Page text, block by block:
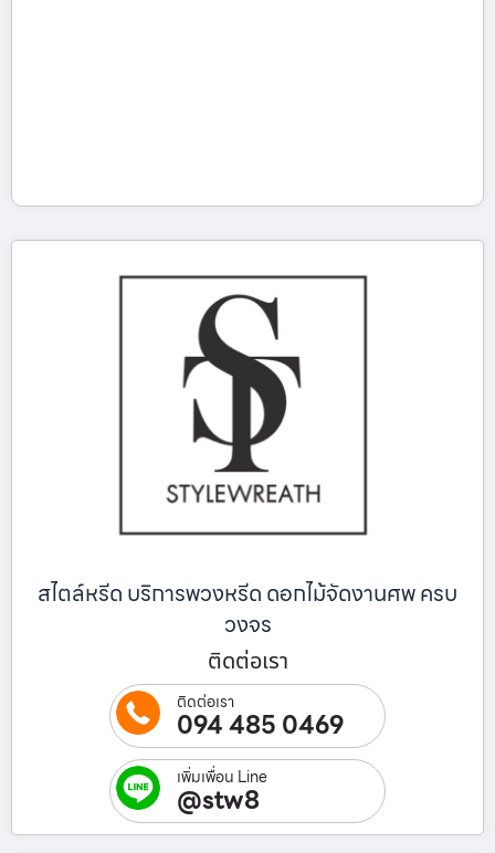
สไตล์หรีด บริการพวงหรีด ดอกไม้จัดงานศพ ครบ
วงจร
ติดต่อเรา
ติดต่อเรา
094 485 0469
เพิ่มเพื่อน Line
@stw8